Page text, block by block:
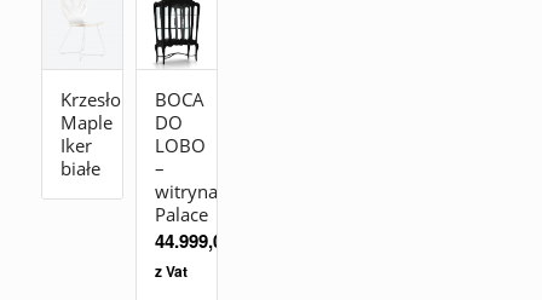
Krzesło
Maple
Iker
białe
BOCA
DO
LOBO
–
witryna
Palace
44.999,00
z Vat